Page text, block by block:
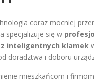
coraz mocniej
specjalizuje się w
inteligentnych klamek
doradztwa i doboru
mieszkańcom i